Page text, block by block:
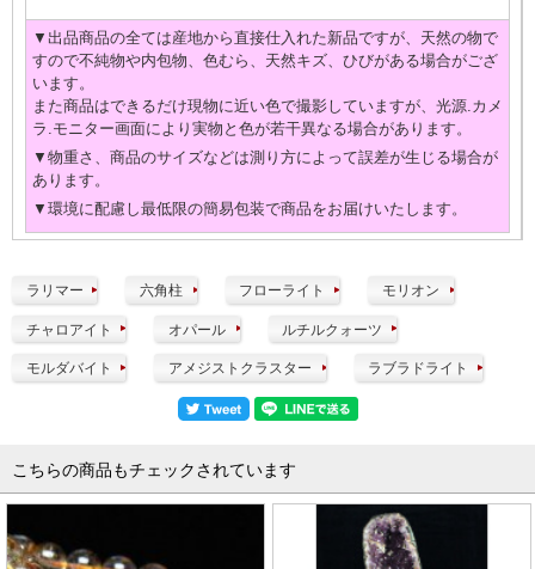
▼出品商品の全ては産地から直接仕入れた新品ですが、天然の物で
すので不純物や内包物、色むら、天然キズ、ひびがある場合がござ
います。
また商品はできるだけ現物に近い色で撮影していますが、光源.カメ
ラ.モニター画面により実物と色が若干異なる場合があります。
▼物重さ、商品のサイズなどは測り方によって誤差が生じる場合が
あります。
▼環境に配慮し最低限の簡易包装で商品をお届けいたします。
ラリマー 六角柱 フローライト モリオン
チャロアイト オパール ルチルクォーツ
モルダバイト アメジストクラスター ラブラドライト
こちらの商品もチェックされています